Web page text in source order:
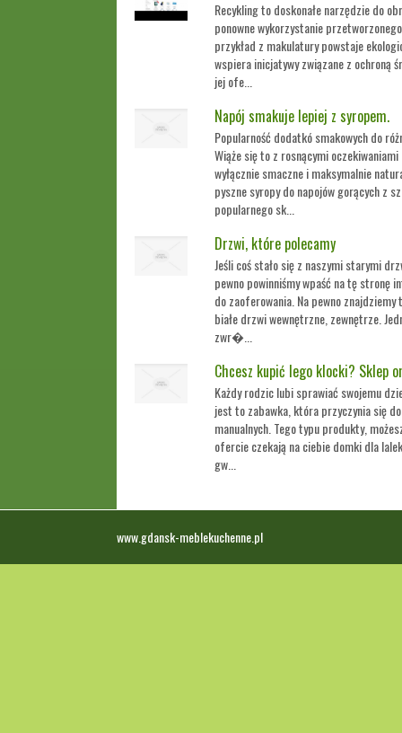
Recykling to doskonałe narzędzie do
ponowne wykorzystanie
przykład z makulatury powstaje
wspiera inicjatywy związane z ochroną
jej ofe...
Napój smakuje lepiej z syropem.
Popularność dodatkó smakowych do
Wiąże się to z rosnącymi
wyłącznie smaczne i maksymalnie
pyszne syropy do napojów gorących z
popularnego sk...
Drzwi, które polecamy
Jeśli coś stało się z naszymi starymi
pewno powinniśmy wpaść na tę stronę
do zaoferowania. Na pewno
białe drzwi wewnętrzne, zewnętrze.
zwr�...
Chcesz kupić lego klocki? Sklep
Każdy rodzic lubi sprawiać swojemu
jest to zabawka, która przyczynia się
manualnych. Tego typu produkty,
ofercie czekają na ciebie domki dla
gw...
www.gdansk-meblekuchenne.pl